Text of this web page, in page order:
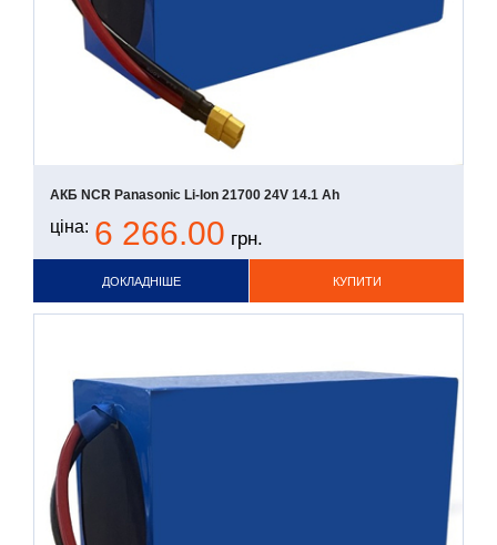
АКБ NCR Panasonic Li-Ion 21700 24V 14.1 Ah
ціна: 6 266.00 грн.
КУПИТИ
ДОКЛАДНІШЕ